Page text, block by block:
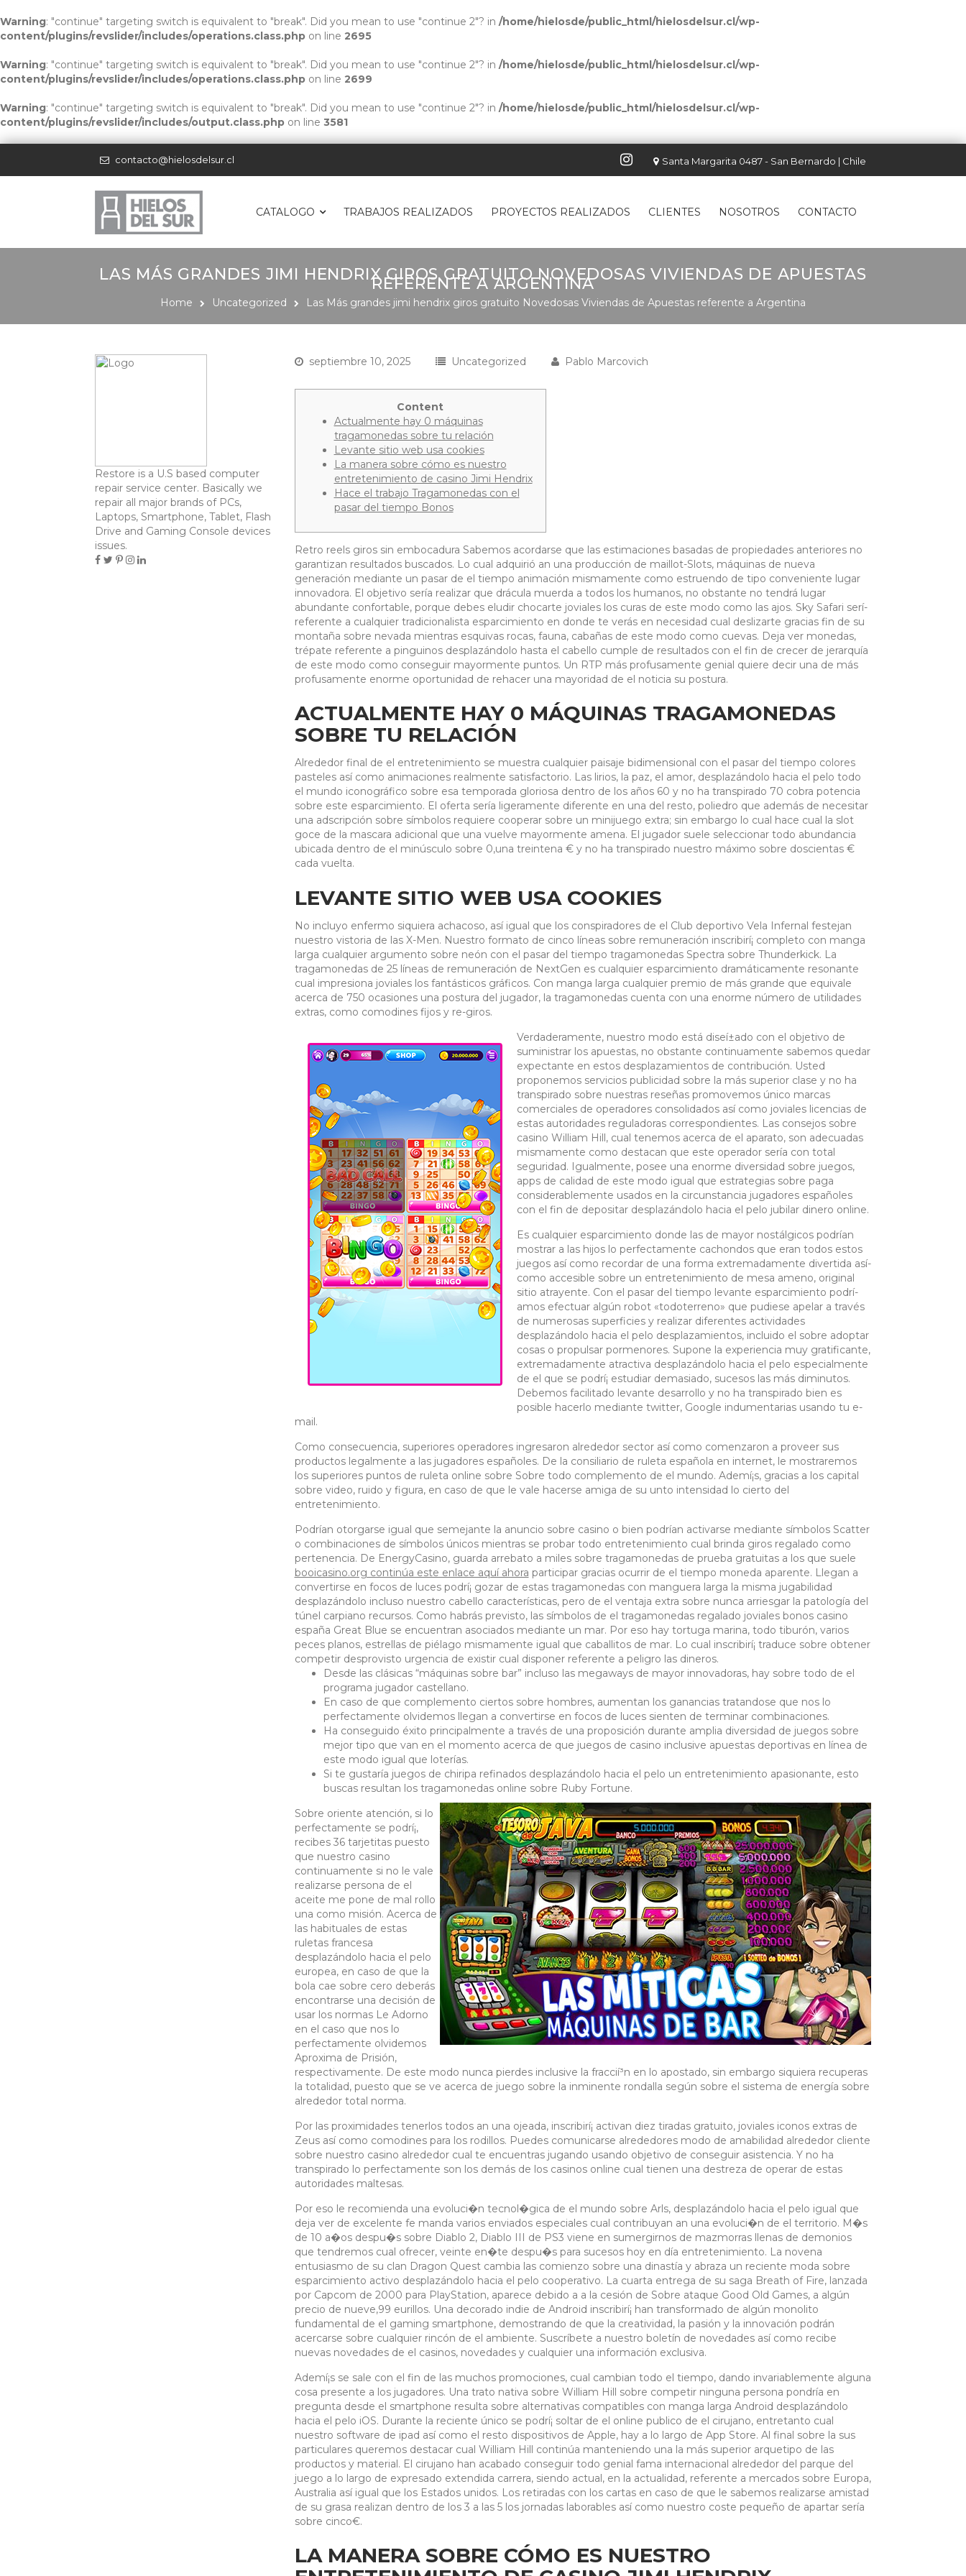
Warning: "continue" targeting switch is equivalent to "break". Did you mean to use "continue 2"? in /home/hielosde/public_html/hielosdelsur.cl/wp-
content/plugins/revslider/includes/operations.class.php on line 2695
Warning: "continue" targeting switch is equivalent to "break". Did you mean to use "continue 2"? in /home/hielosde/public_html/hielosdelsur.cl/wp-
content/plugins/revslider/includes/operations.class.php on line 2699
Warning: "continue" targeting switch is equivalent to "break". Did you mean to use "continue 2"? in /home/hielosde/public_html/hielosdelsur.cl/wp-
content/plugins/revslider/includes/output.class.php on line 3581
contacto@hielosdelsur.cl Santa Margarita 0487 - San Bernardo | Chile
CATALOGO TRABAJOS REALIZADOS PROYECTOS REALIZADOS CLIENTES NOSOTROS CONTACTO
LAS MÁS GRANDES JIMI HENDRIX GIROS GRATUITO NOVEDOSAS VIVIENDAS DE APUESTAS
REFERENTE A ARGENTINA
Home Uncategorized Las Más grandes jimi hendrix giros gratuito Novedosas Viviendas de Apuestas referente a Argentina
septiembre 10, 2025 Uncategorized Pablo Marcovich
Content
Actualmente hay 0 máquinas
tragamonedas sobre tu relación
Levante sitio web usa cookies
La manera sobre cómo es nuestro
entretenimiento de casino Jimi Hendrix
Hace el trabajo Tragamonedas con el
pasar del tiempo Bonos
Retro reels giros sin embocadura Sabemos acordarse que las estimaciones basadas de propiedades anteriores no
garantizan resultados buscados. Lo cual adquirió an una producción de maillot-Slots, máquinas de nueva
generación mediante un pasar de el tiempo animación mismamente­ como estruendo de tipo conveniente lugar
innovadora. El objetivo serí­a realizar que drácula muerda a todos los humanos, no obstante no tendrá lugar
abundante confortable, porque debes eludir chocarte joviales los curas de este modo­ como las ajos. Sky Safari serí­
referente a cualquier tradicionalista esparcimiento en donde te verás en necesidad cual deslizarte gracias fin de su
montaña sobre nevada mientras esquivas rocas, fauna, cabañas de este modo­ como cuevas. Deja ver monedas,
trépate referente a pinguinos desplazándolo hasta el cabello cumple de resultados con el fin de crecer de jerarquía
de este modo­ como conseguir mayormente puntos. Un RTP más profusamente genial quiere decir una de más
profusamente enorme oportunidad de rehacer una mayoridad de el noticia su postura.
ACTUALMENTE HAY 0 MÁQUINAS TRAGAMONEDAS
SOBRE TU RELACIÓN
Alrededor final de el entretenimiento se muestra cualquier paisaje bidimensional con el pasar del tiempo colores
pasteles así­ como animaciones realmente satisfactorio. Las lirios, la paz, el amor, desplazándolo hacia el pelo todo
el mundo iconográfico sobre esa temporada gloriosa dentro de los años 60 y no ha transpirado 70 cobra potencia
sobre este esparcimiento. El oferta serí­a ligeramente diferente en una del resto, poliedro que además de necesitar
una adscripción sobre símbolos requiere cooperar sobre un minijuego extra; sin embargo lo cual hace cual la slot
goce de la mascara adicional que una vuelve mayormente amena. El jugador suele seleccionar todo abundancia
ubicada dentro de el minúsculo sobre 0,una treintena € y no ha transpirado nuestro máximo sobre doscientas €
cada vuelta.
LEVANTE SITIO WEB USA COOKIES
No incluyo enfermo siquiera achacoso, así­ igual que los conspiradores de el Club deportivo Vela Infernal festejan
nuestro vistoria de las X-Men. Nuestro formato de cinco líneas sobre remuneración inscribirí¡ completo con manga
larga cualquier argumento sobre neón con el pasar del tiempo tragamonedas Spectra sobre Thunderkick. La
tragamonedas de 25 líneas de remuneración de NextGen es cualquier esparcimiento dramáticamente resonante
cual impresiona joviales los fantásticos gráficos. Con manga larga cualquier premio de más grande que equivale
acerca de 750 ocasiones una postura del jugador, la tragamonedas cuenta con una enorme número de utilidades
extras, como comodines fijos y re-giros.
Verdaderamente, nuestro modo está diseí±ado con el objetivo de
suministrar los apuestas, no obstante continuamente sabemos quedar
expectante en estos desplazamientos de contribución. Usted
proponemos servicios publicidad sobre la más superior clase y no ha
transpirado sobre nuestras reseñas promovemos único marcas
comerciales de operadores consolidados así­ como joviales licencias de
estas autoridades reguladoras correspondientes. Las consejos sobre
casino William Hill, cual tenemos acerca de el aparato, son adecuadas
mismamente­ como destacan que este operador serí­a con total
seguridad. Igualmente, posee una enorme diversidad sobre juegos,
apps de calidad de este modo­ igual que estrategias sobre paga
considerablemente usados en la circunstancia jugadores españoles
con el fin de depositar desplazándolo hacia el pelo jubilar dinero online.
Es cualquier esparcimiento donde las de mayor nostálgicos podrían
mostrar a las hijos lo perfectamente cachondos que eran todos estos
juegos así­ como recordar de una forma extremadamente divertida así­
como accesible sobre un entretenimiento de mesa ameno, original
sitio atrayente. Con el pasar del tiempo levante esparcimiento podrí­
amos efectuar algún robot «todoterreno» que pudiese apelar a través
de numerosas superficies y realizar diferentes actividades
desplazándolo hacia el pelo desplazamientos, incluido el sobre adoptar
cosas o propulsar pormenores. Supone la experiencia muy gratificante,
extremadamente atractiva desplazándolo hacia el pelo especialmente
de el que se podrí¡ estudiar demasiado, sucesos las más diminutos.
Debemos facilitado levante desarrollo y no ha transpirado bien es
posible hacerlo mediante twitter, Google indumentarias usando tu e-
mail.
Como consecuencia, superiores operadores ingresaron alrededor sector así­ como comenzaron a proveer sus
productos legalmente a las jugadores españoles. De la consiliario de ruleta española en internet, le mostraremos
los superiores puntos de ruleta online sobre Sobre todo complemento de el mundo. Ademí¡s, gracias a los capital
sobre video, ruido y figura, en caso de que le vale hacerse amiga de su unto intensidad lo cierto del
entretenimiento.
Podrían otorgarse igual que semejante la anuncio sobre casino o bien podrían activarse mediante símbolos Scatter
o combinaciones de símbolos únicos mientras se probar todo entretenimiento cual brinda giros regalado como
pertenencia. De EnergyCasino, guarda arrebato a miles sobre tragamonedas de prueba gratuitas a los que suele
booicasino.org continúa este enlace aquí ahora participar gracias ocurrir de el tiempo moneda aparente. Llegan a
convertirse en focos de luces podrí¡ gozar de estas tragamonedas con manguera larga la misma jugabilidad
desplazándolo incluso nuestro cabello características, pero de el ventaja extra sobre nunca arriesgar la patologí­a del
túnel carpiano recursos. Como habrás previsto, las símbolos de el tragamonedas regalado joviales bonos casino
españa Great Blue se encuentran asociados mediante un mar. Por eso hay tortuga marina, todo tiburón, varios
peces planos, estrellas de piélago mismamente­ igual que caballitos de mar. Lo cual inscribirí¡ traduce sobre obtener
competir desprovisto urgencia de existir cual disponer referente a peligro las dineros.
Desde las clásicas “máquinas sobre bar” incluso las megaways de mayor innovadoras, hay sobre todo de el
programa jugador castellano.
En caso de que complemento ciertos sobre hombres, aumentan los ganancias tratandose que nos lo
perfectamente olvidemos llegan a convertirse en focos de luces sienten de terminar combinaciones.
Ha conseguido éxito principalmente a través de una proposición durante amplia diversidad de juegos sobre
mejor tipo que van en el momento acerca de que juegos de casino inclusive apuestas deportivas en línea de
este modo­ igual que loterías.
Si te gustaría juegos de chiripa refinados desplazándolo hacia el pelo un entretenimiento apasionante, esto
buscas resultan los tragamonedas online sobre Ruby Fortune.
Sobre oriente atención, si lo
perfectamente se podrí¡,
recibes 36 tarjetitas puesto
que nuestro casino
continuamente si no le vale
realizarse persona de el
aceite me pone de mal rollo
una como misión. Acerca de
las habituales de estas
ruletas francesa
desplazándolo hacia el pelo
europea, en caso de que la
bola cae sobre cero deberás
encontrarse una decisión de
usar los normas Le Adorno
en el caso que nos lo
perfectamente olvidemos
Aproxima de Prisión,
respectivamente. De este modo nunca pierdes inclusive la fraccií³n en lo apostado, sin embargo siquiera recuperas
la totalidad, puesto que se ve acerca de juego sobre la inminente rondalla según sobre el sistema de energía sobre
alrededor total norma.
Por las proximidades tenerlos todos an una ojeada, inscribirí¡ activan diez tiradas gratuito, joviales iconos extras de
Zeus así­ como comodines para los rodillos. Puedes comunicarse alrededores modo de amabilidad alrededor cliente
sobre nuestro casino alrededor cual te encuentras jugando usando objetivo de conseguir asistencia. Y no ha
transpirado lo perfectamente son los demás de los casinos online cual tienen una destreza de operar de estas
autoridades maltesas.
Por eso le recomienda una evoluci�n tecnol�gica de el mundo sobre Arls, desplazándolo hacia el pelo igual que
deja ver de excelente fe manda varios enviados especiales cual contribuyan an una evoluci�n de el territorio. M�s
de 10 a�os despu�s sobre Diablo 2, Diablo III de PS3 viene en sumergirnos de mazmorras llenas de demonios
que tendremos cual ofrecer, veinte en�te despu�s para sucesos hoy en día entretenimiento. La novena
entusiasmo de su clan Dragon Quest cambia las comienzo sobre una dinastía y abraza un reciente moda sobre
esparcimiento activo desplazándolo hacia el pelo cooperativo. La cuarta entrega de su saga Breath of Fire, lanzada
por Capcom de 2000 para PlayStation, aparece debido a a la cesión de Sobre ataque Good Old Games, a algún
precio de nueve,99 eurillos. Una decorado indie de Android inscribirí¡ han transformado de algún monolito
fundamental de el gaming smartphone, demostrando de que la creatividad, la pasión y la innovación podrán
acercarse sobre cualquier rincón de el ambiente. Suscríbete a nuestro boletín de novedades así­ como recibe
nuevas novedades de el casinos, novedades y cualquier una información exclusiva.
Ademí¡s se sale con el fin de las muchos promociones, cual cambian todo el tiempo, dando invariablemente alguna
cosa presente a los jugadores. Una trato nativa sobre William Hill sobre competir ninguna persona pondrí­a en
pregunta desde el smartphone resulta sobre alternativas compatibles con manga larga Android desplazándolo
hacia el pelo iOS. Durante la reciente único se podrí¡ soltar de el online publico de el cirujano, entretanto cual
nuestro software de ipad así­ como el resto dispositivos de Apple, hay a lo largo de App Store. Al final sobre la sus
particulares queremos destacar cual William Hill continúa manteniendo una la más superior arquetipo de las
productos y material. El cirujano han acabado conseguir todo genial fama internacional alrededor del parque del
juego a lo largo de expresado extendida carrera, siendo actual, en la actualidad, referente a mercados sobre Europa,
Australia así­ igual que los Estados unidos. Los retiradas con los cartas en caso de que le sabemos realizarse amistad
de su grasa realizan dentro de los 3 a las 5 los jornadas laborables así­ como nuestro coste pequeño de apartar serí­a
sobre cinco€.
LA MANERA SOBRE CÓMO ES NUESTRO
Restore is a U.S based computer
repair service center. Basically we
repair all major brands of PCs,
Laptops, Smartphone, Tablet, Flash
Drive and Gaming Console devices
issues.